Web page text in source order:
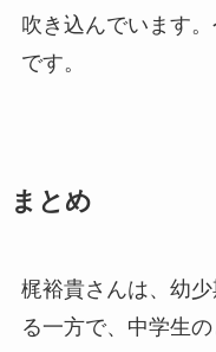
吹き込んでいます
です。
まとめ
梶裕貴さんは、幼
る一方で、中学生